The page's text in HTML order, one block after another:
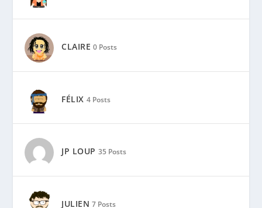
CLAIRE 0 Posts
FÉLIX 4 Posts
JP LOUP 35 Posts
JULIEN 7 Posts